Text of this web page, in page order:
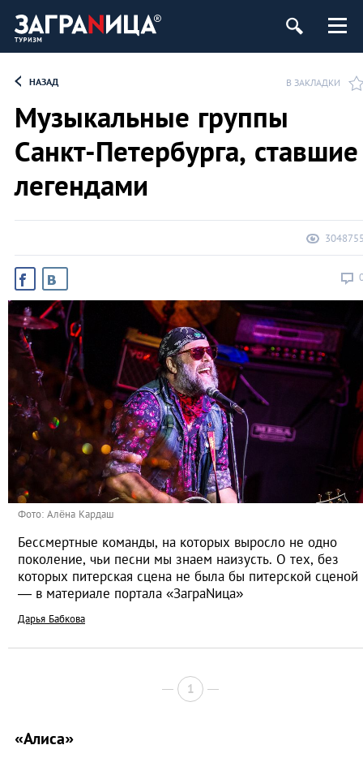
НАЗАД В ЗАКЛАДКИ
Музыкальные группы
Санкт-Петербурга, ставшие
легендами
Фото: Алёна Кардаш
Бессмертные команды, на которых выросло не одно
поколение, чьи песни мы знаем наизусть. О тех, без
которых питерская сцена не была бы питерской сценой
— в материале портала «ЗаграNица»
Дарья Бабкова
1
«Алиса»